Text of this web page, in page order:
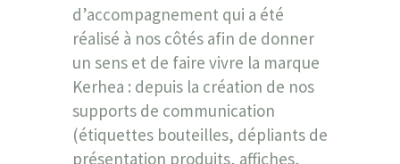
d’accompagnement qui a été
réalisé à nos côtés afin de donner
un sens et de faire vivre la marque
Kerhea : depuis la création de nos
supports de communication
(étiquettes bouteilles, dépliants de
présentation produits, affiches,